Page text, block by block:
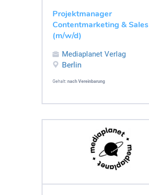
Projektmanager
Contentmarketing & Sales
(m/w/d)
Mediaplanet Verlag
Berlin
Gehalt: nach Vereinbarung